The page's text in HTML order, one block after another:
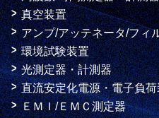
真空装置
アンプ/アッテネータ/フィ
環境試験装置
光測定器・計測器
直流安定化電源・電子負
ＥＭＩ/ＥＭＣ測定器